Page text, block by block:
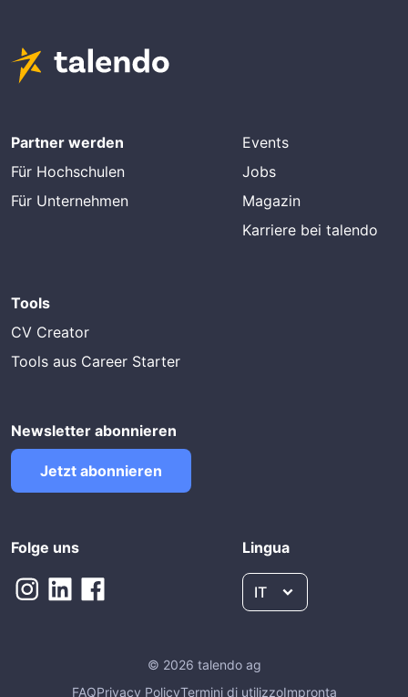
Partner werden
Für Hochschulen
Für Unternehmen
Events
Jobs
Magazin
Karriere bei talendo
Tools
CV Creator
Tools aus Career Starter
Newsletter abonnieren
Jetzt abonnieren
Folge uns Lingua
IT
© 2026 talendo ag
FAQPrivacy PolicyTermini di utilizzoImpronta